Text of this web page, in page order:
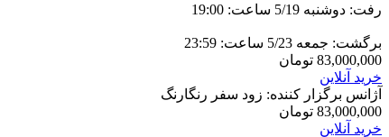
رفت: دوشنبه 5/19 ساعت: 19:00
برگشت: جمعه 5/23 ساعت: 23:59
83,000,000 تومان
خرید آنلاین
آژانس برگزار کننده: زود سفر رنگارنگ
83,000,000 تومان
خرید آنلاین